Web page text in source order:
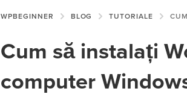
WPBEGINNER BLOG TUTORIALE CUM SĂ
Cum să instalați
computer